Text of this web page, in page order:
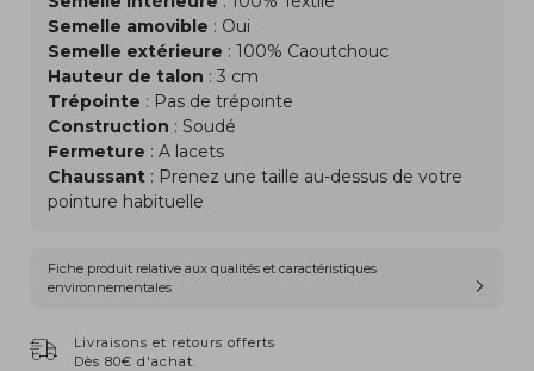
Semelle amovible : Oui
Semelle extérieure : 100% Caoutchouc
Hauteur de talon : 3 cm
Trépointe : Pas de trépointe
Construction : Soudé
Fermeture : A lacets
Chaussant : Prenez une taille au-dessus de votre
pointure habituelle
Fiche produit relative aux qualités et caractéristiques
environnementales
Livraisons et retours offerts
Dès 80€ d'achat.